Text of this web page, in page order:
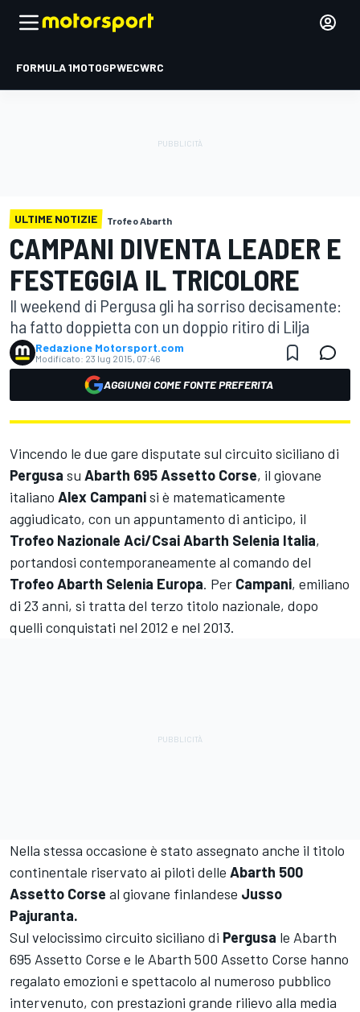
FORMULA 1MOTOGPWECWRC
ULTIME NOTIZIE Trofeo Abarth
CAMPANI DIVENTA LEADER E
FESTEGGIA IL TRICOLORE
Il weekend di Pergusa gli ha sorriso decisamente:
ha fatto doppietta con un doppio ritiro di Lilja
Redazione Motorsport.com
Modificato: 23 lug 2015, 07:46
AGGIUNGI COME FONTE PREFERITA
Vincendo le due gare disputate sul circuito siciliano di
Pergusa su Abarth 695 Assetto Corse, il giovane
italiano Alex Campanisi è matematicamente
aggiudicato, con un appuntamento di anticipo, il
Trofeo Nazionale Aci/Csai Abarth Selenia Italia,
portandosi contemporaneamente al comando del
Trofeo Abarth Selenia Europa. Per Campani, emiliano
di 23 anni, si tratta del terzo titolo nazionale, dopo
quelli conquistati nel 2012 e nel 2013.
Nella stessa occasione è stato assegnato anche il titolo
continentale riservato ai piloti delle Abarth 500
Assetto Corse al giovane finlandese Jusso
Pajuranta.
Sul velocissimo circuito siciliano di Pergusa le Abarth
695 Assetto Corse e le Abarth 500 Assetto Corse hanno
regalato emozioni e spettacolo al numeroso pubblico
intervenuto, con prestazioni grande rilievo alla media